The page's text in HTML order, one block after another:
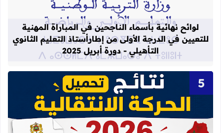
لوائح نهائية بأسماء الناجحين في المباراة المهنية
للتعيين في الدرجة الأولى من إطارأستاذ التعليم الثانوي
التأهيلي - دورة أبريل 2025